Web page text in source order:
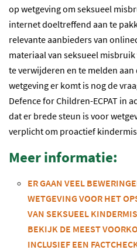
op wetgeving om seksueel
internet doeltreffend aan te
relevante aanbieders van
materiaal van seksueel
te verwijderen en te melden
wetgeving er komt is nog de
Defence for Children-ECPAT in
dat er brede steun is voor
verplicht om proactief
Meer informatie:
ER GAAN VEEL
WETGEVING VOOR HET
VAN SEKSUEEL
BEKIJK DE MEEST
INCLUSIEF EEN